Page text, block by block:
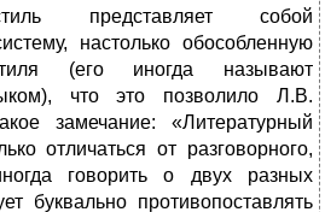
представляет собой
настолько обособленную
(его иногда называют
что это позволило Л.В.
замечание: «Литературный
отличаться от разговорного,
говорить о двух разных
буквально противопоставлять